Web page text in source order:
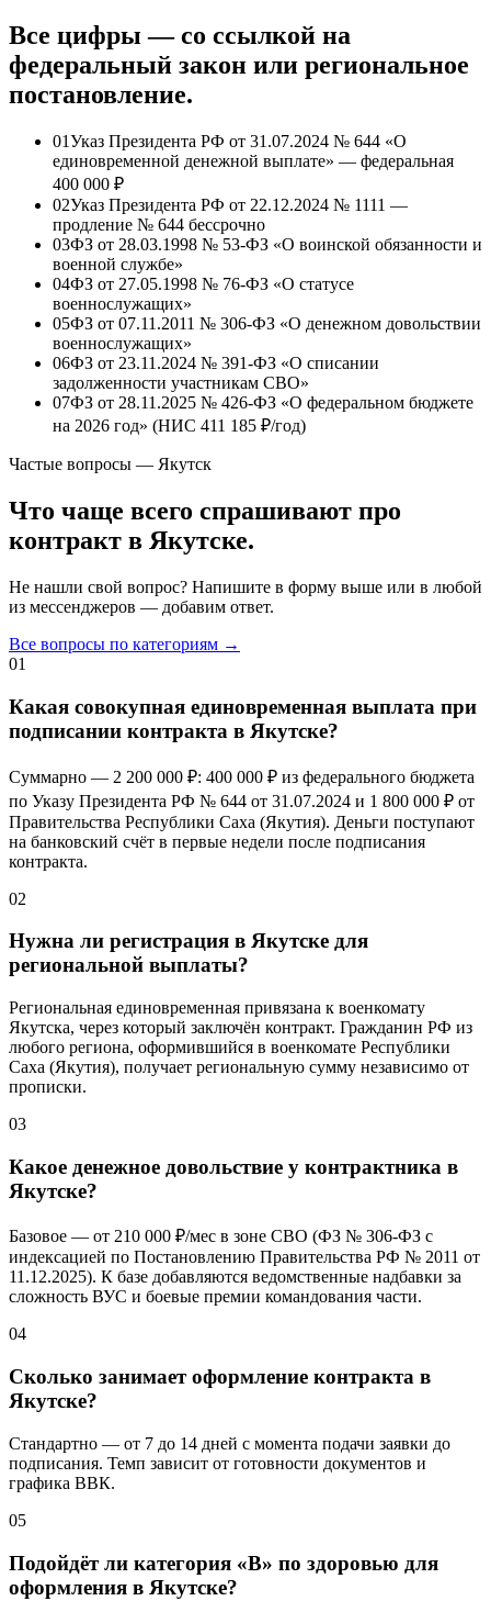
Все цифры — со ссылкой на
федеральный закон или региональное
постановление.
01Указ Президента РФ от 31.07.2024 № 644 «О
единовременной денежной выплате» — федеральная
400 000 ₽
02Указ Президента РФ от 22.12.2024 № 1111 —
продление № 644 бессрочно
03ФЗ от 28.03.1998 № 53-ФЗ «О воинской обязанности и
военной службе»
04ФЗ от 27.05.1998 № 76-ФЗ «О статусе
военнослужащих»
05ФЗ от 07.11.2011 № 306-ФЗ «О денежном довольствии
военнослужащих»
06ФЗ от 23.11.2024 № 391-ФЗ «О списании
задолженности участникам СВО»
07ФЗ от 28.11.2025 № 426-ФЗ «О федеральном бюджете
на 2026 год» (НИС 411 185 ₽/год)
Частые вопросы — Якутск
Что чаще всего спрашивают про
контракт в Якутске.
Не нашли свой вопрос? Напишите в форму выше или в любой
из мессенджеров — добавим ответ.
Все вопросы по категориям →
01
Какая совокупная единовременная выплата при
подписании контракта в Якутске?
Суммарно — 2 200 000 ₽: 400 000 ₽ из федерального бюджета
по Указу Президента РФ № 644 от 31.07.2024 и 1 800 000 ₽ от
Правительства Республики Саха (Якутия). Деньги поступают
на банковский счёт в первые недели после подписания
контракта.
02
Нужна ли регистрация в Якутске для
региональной выплаты?
Региональная единовременная привязана к военкомату
Якутска, через который заключён контракт. Гражданин РФ из
любого региона, оформившийся в военкомате Республики
Саха (Якутия), получает региональную сумму независимо от
прописки.
03
Какое денежное довольствие у контрактника в
Якутске?
Базовое — от 210 000 ₽/мес в зоне СВО (ФЗ № 306-ФЗ с
индексацией по Постановлению Правительства РФ № 2011 от
11.12.2025). К базе добавляются ведомственные надбавки за
сложность ВУС и боевые премии командования части.
04
Сколько занимает оформление контракта в
Якутске?
Стандартно — от 7 до 14 дней с момента подачи заявки до
подписания. Темп зависит от готовности документов и
графика ВВК.
05
Подойдёт ли категория «В» по здоровью для
оформления в Якутске?